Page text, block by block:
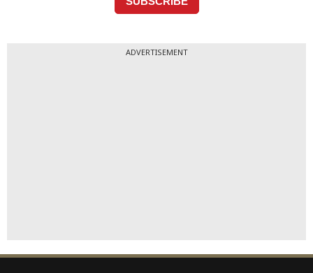
ADVERTISEMENT